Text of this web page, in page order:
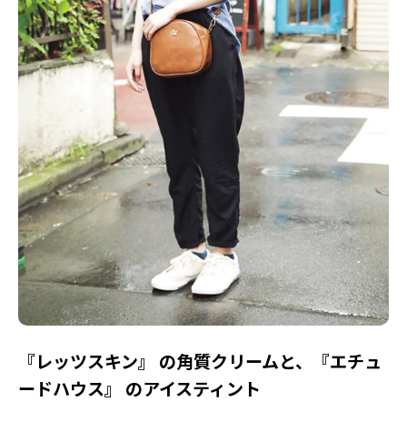
『レッツスキン』 の角質クリームと、『エチュ
ードハウス』 のアイスティント